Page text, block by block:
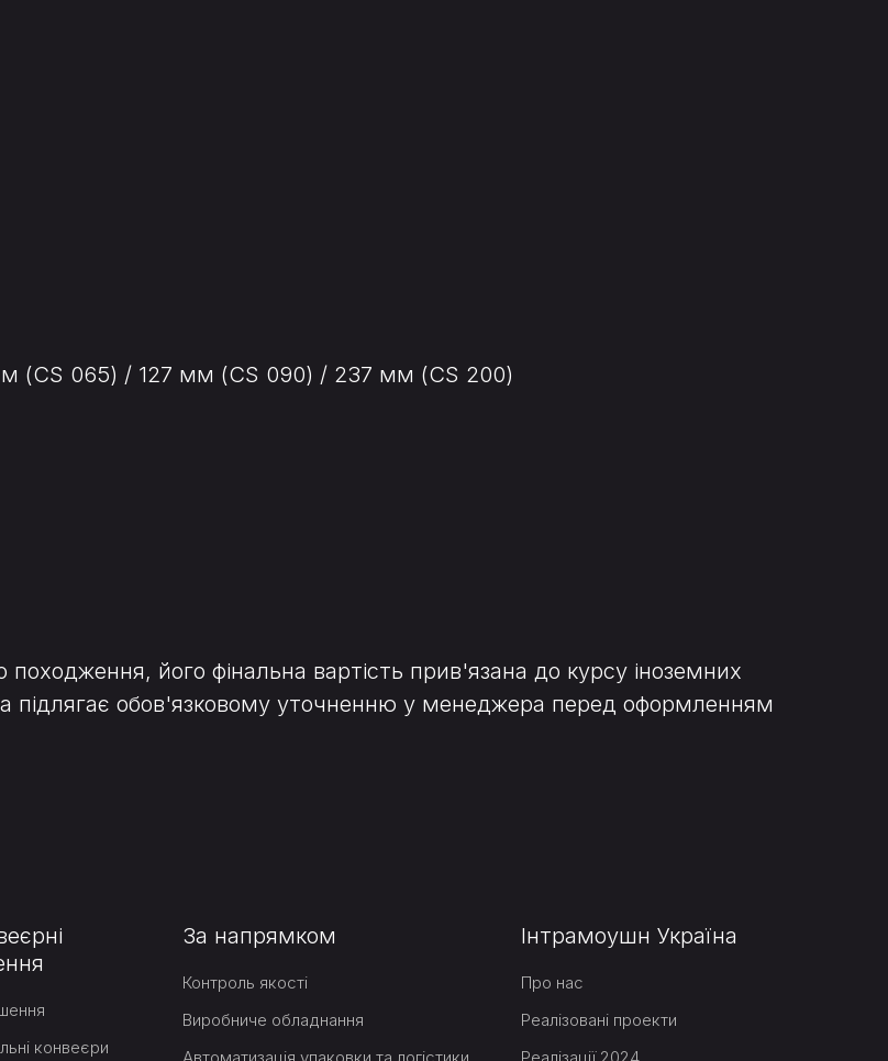
(CS 065) / 127 мм (CS 090) / 237 мм (CS 200)
його фінальна вартість прив'язана до курсу іноземних
підлягає обов'язковому уточненню у менеджера перед оформленням
конвеєри
За напрямком
Контроль якості
Виробниче обладнання
Інтрамоушн Україна
Про нас
Реалізовані проекти